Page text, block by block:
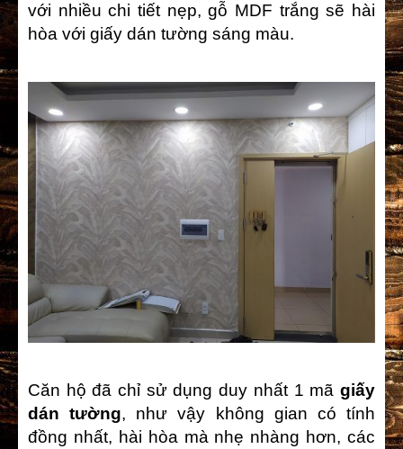
với nhiều chi tiết nẹp, gỗ MDF trắng sẽ hài
hòa với giấy dán tường sáng màu.
Căn hộ đã chỉ sử dụng duy nhất 1 mã giấy
dán tường, như vậy không gian có tính
đồng nhất, hài hòa mà nhẹ nhàng hơn, các